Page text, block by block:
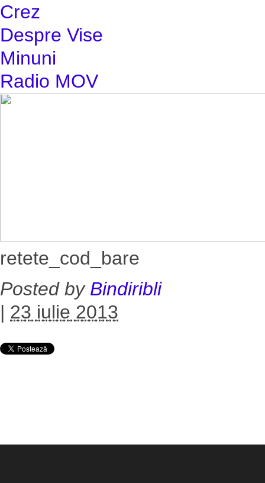
Crez
Despre Vise
Minuni
Radio MOV
retete_cod_bare
Posted by Bindiribli
| 23 iulie 2013